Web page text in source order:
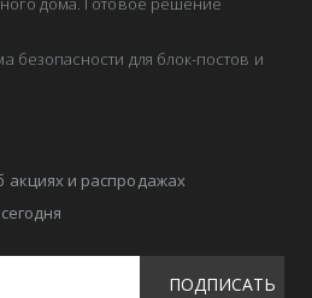
безопасности для блок-постов и
и распродажах
ПОДПИСАТЬ